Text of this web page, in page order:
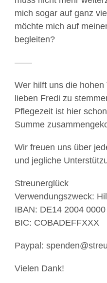
mich sogar auf ganz
möchte mich auf
begleiten?
——
Wer hilft uns die
lieben Fredi zu
Pflegezeit ist hier
Summe
Wir freuen uns über
und jegliche
Streunerglück
Verwendungszweck:
IBAN: DE14 2004
BIC: COBADEFFXXX
Paypal:
Vielen Dank!